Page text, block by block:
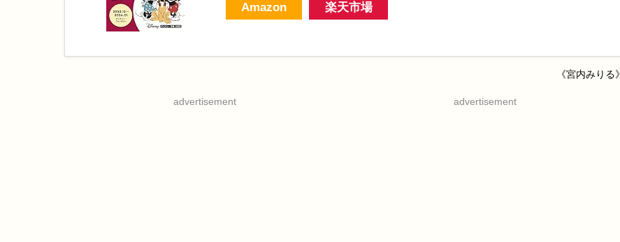
Amazon 楽天市場
《宮内みりる》
advertisement advertisement